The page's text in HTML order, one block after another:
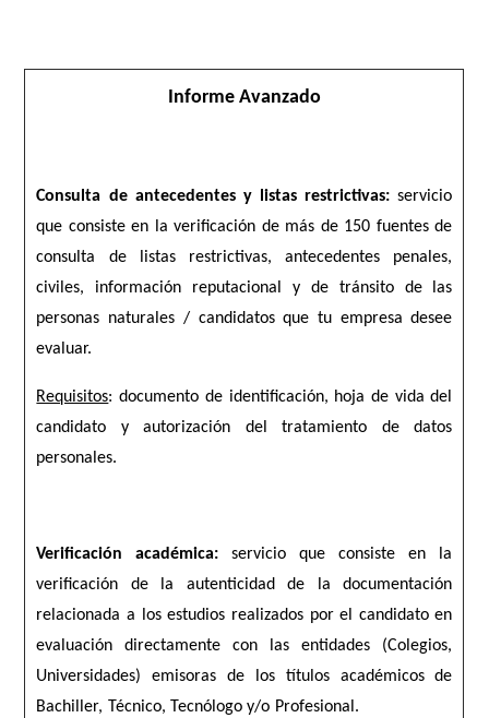
Informe Avanzado
Consulta de antecedentes y listas restrictivas: servicio
que consiste en la verificación de más de 150 fuentes de
consulta de listas restrictivas, antecedentes penales,
civiles, información reputacional y de tránsito de las
personas naturales / candidatos que tu empresa desee
evaluar.
Requisitos: documento de identificación, hoja de vida del
candidato y autorización del tratamiento de datos
personales.
Verificación académica: servicio que consiste en la
verificación de la autenticidad de la documentación
relacionada a los estudios realizados por el candidato en
evaluación directamente con las entidades (Colegios,
Universidades) emisoras de los títulos académicos de
Bachiller, Técnico, Tecnólogo y/o Profesional.